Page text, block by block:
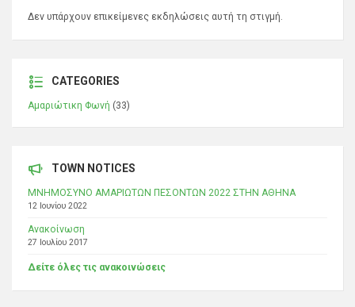
Δεν υπάρχουν επικείμενες εκδηλώσεις αυτή τη στιγμή.
CATEGORIES
Αμαριώτικη Φωνή (33)
TOWN NOTICES
ΜΝΗΜΟΣΥΝΟ ΑΜΑΡΙΩΤΩΝ ΠΕΣΟΝΤΩΝ 2022 ΣΤΗΝ ΑΘΗΝΑ
12 Ιουνίου 2022
Ανακοίνωση
27 Ιουλίου 2017
Δείτε όλες τις ανακοινώσεις